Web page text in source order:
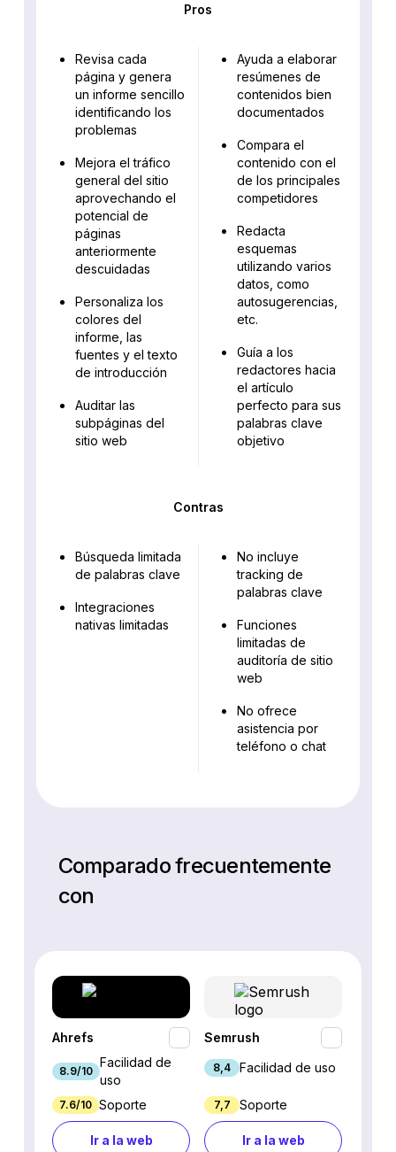
Pros
Revisa cada
página y genera
un informe sencillo
identificando los
problemas
Mejora el tráfico
general del sitio
aprovechando el
potencial de
páginas
anteriormente
descuidadas
Personaliza los
colores del
informe, las
fuentes y el texto
de introducción
Auditar las
subpáginas del
sitio web
Ayuda a elaborar
resúmenes de
contenidos bien
documentados
Compara el
contenido con el
de los principales
competidores
Redacta
esquemas
utilizando varios
datos, como
autosugerencias,
etc.
Guía a los
redactores hacia
el artículo
perfecto para sus
palabras clave
objetivo
Contras
Búsqueda limitada
de palabras clave
Integraciones
nativas limitadas
No incluye
tracking de
palabras clave
Funciones
limitadas de
auditoría de sitio
web
No ofrece
asistencia por
teléfono o chat
Comparado frecuentemente
con
Ahrefs
8.9/10
Facilidad de
uso
7.6/10 Soporte
Ir a la web
Semrush
8,4 Facilidad de uso
7,7 Soporte
Ir a la web